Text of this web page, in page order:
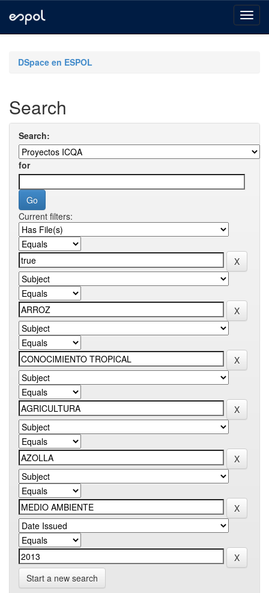
navigationDSpace en ESPOL
Search
Search:
for
Current filters:
Start a new search